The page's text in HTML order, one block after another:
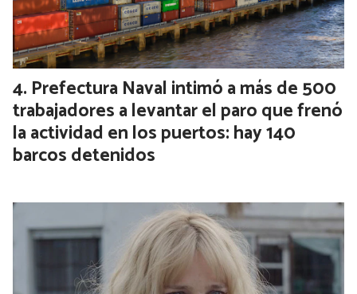
su segundo show en Buenos Aires